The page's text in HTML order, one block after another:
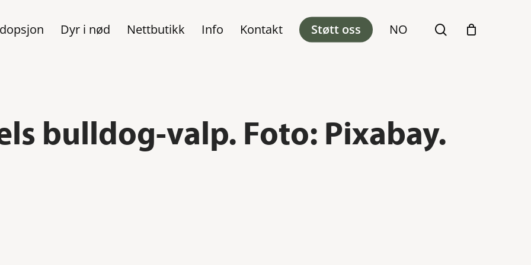
Dyr i nød Nettbutikk Info Kontakt Støtt oss NO search
bulldog-valp. Foto: Pixabay.